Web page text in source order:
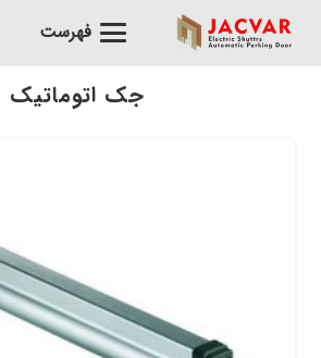
فهرست
جک اتوماتیک